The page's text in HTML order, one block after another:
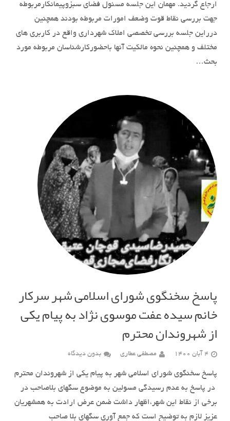
ارجاع گردید. مهمان این جلسه مسئول فضای سبزوپیمانکارمربوطه
جهت بررسی نقاط قوت وضعف امورات مربوطه بودند همچنین
درراین جلسه بررسی تخصصی املاک شهرداری واقع در کاربری های
مختلف و همچنین نحوه مالکیت آنها باحضورکارشناسان مربوطه مورد
بحث…
پاسخ سخنگوی شورای اسلامی شهر سرکار
خانم سیده عفت موسوی نژاد به پیام یکی
از شهروندان محترم
4 آبان 1400 مصطفی عطاری بدون دیدگاه
پاسخ سخنگوی شورای اسلامی شهر به پیام یکی از شهروندان محترم
در پاسخ به عدم رسیدگی مسولین به موضوع سگهای بلاصاحب در
برخی از نقاط این شهر،اظهار داشت ضمن عرض ارادت به همشهریان
عزیز لازم به توضیح است که جمع آوری سگهای بلا صاحب